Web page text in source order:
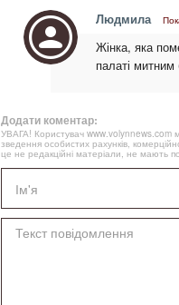
Людмила
Жінка, яка
палаті
Додати коментар:
УВАГА! Користувач www.volynnews.com
зведення особистих рахунків,
це не редакційні матеріали, не мають